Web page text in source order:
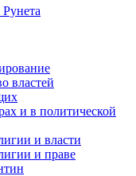
властей
и в политической
и власти
и праве